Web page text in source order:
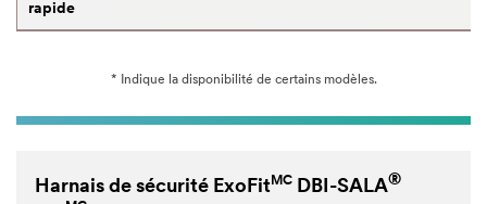
rapide
* Indique la disponibilité de certains modèles.
Harnais de sécurité ExoFitMCDBI-SALA®